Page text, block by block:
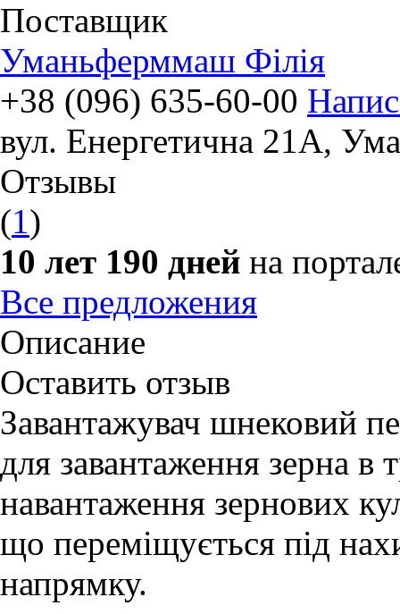
Поставщик
Уманьферммаш Філія
+38 (096) 635-60-00
вул. Енергетична 21А,
Отзывы
(1)
10 лет 190 дней на
Все предложения
Описание
Оставить отзыв
Завантажувач шнековий
для завантаження зерна в
навантаження зернових
що переміщується під
напрямку.